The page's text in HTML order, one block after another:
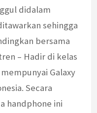
didalam
sehingga
bersama
– Hadir di kelas
Galaxy
Secara
handphone ini